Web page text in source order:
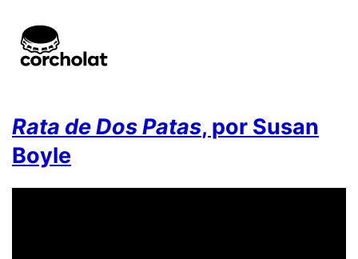
Rata de Dos Patas, por Susan
Boyle